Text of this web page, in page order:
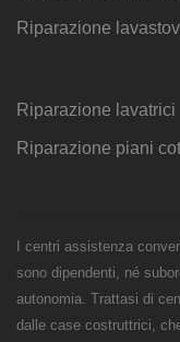
Riparazione
Riparazione lavatrici
Riparazione piani
I centri assistenza
sono dipendenti, né
autonomia. Trattasi di
dalle case costruttrici,